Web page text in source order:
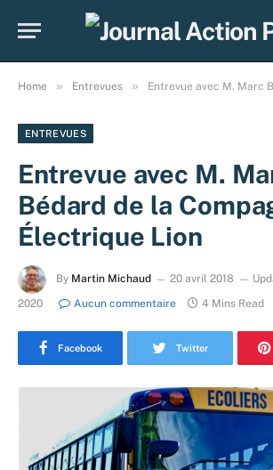
Home » Entrevues » Entrevue avec M. Marc Bédard de
ENTREVUES
Entrevue avec M.
Bédard de la
Électrique Lion
By Martin Michaud 20 avril 2018
2020
Aucun commentaire 4 Mins Read
Facebook Twitter